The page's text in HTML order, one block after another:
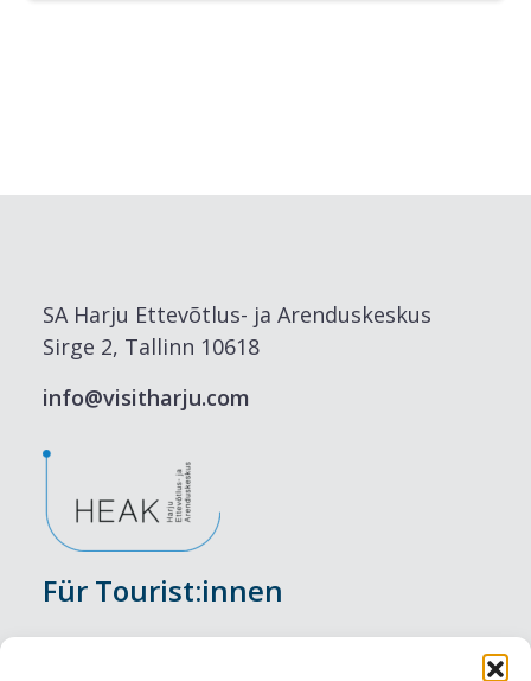
SA Harju Ettevõtlus- ja Arenduskeskus
Sirge 2, Tallinn 10618
info@visitharju.com
Für Tourist:innen